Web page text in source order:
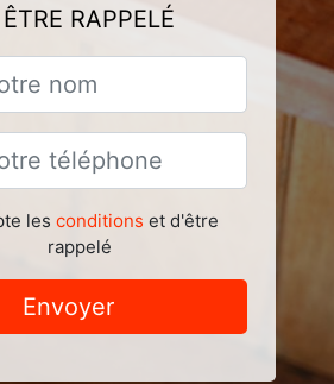
RAPPELÉ
les conditions et d'être
rappelé
Envoyer